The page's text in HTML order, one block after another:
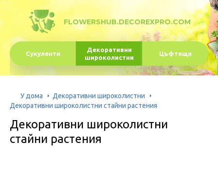
FLOWERSHUB.DECOREXPRO.COM
Сукуленти
Декоративни
широколистни
Цъфтящи
У дома
Декоративни широколистни
Декоративни широколистни стайни растения
Декоративни широколистни
стайни растения